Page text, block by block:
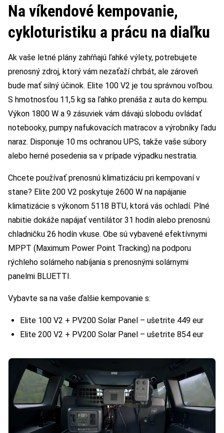
Na víkendové kempovanie,
cykloturistiku a prácu na diaľku
Ak vaše letné plány zahŕňajú ľahké výlety, potrebujete
prenosný zdroj, ktorý vám nezaťaží chrbát, ale zároveň
bude mať silný účinok. Elite 100 V2 je tou správnou voľbou.
S hmotnosťou 11,5 kg sa ľahko prenáša z auta do kempu.
Výkon 1800 W a 9 zásuviek vám dávajú slobodu ovládať
notebooky, pumpy nafukovacích matracov a výrobníky ľadu
naraz. Disponuje 10 ms ochranou UPS, takže vaše súbory
alebo herné posedenia sa v prípade výpadku nestratia.
Chcete používať prenosnú klimatizáciu pri kempovaní v
stane? Elite 200 V2 poskytuje 2600 W na napájanie
klimatizácie s výkonom 5118 BTU, ktorá vás ochladí. Plné
nabitie dokáže napájať ventilátor 31 hodín alebo prenosnú
chladničku 26 hodín vkuse. Obe sú vybavené efektívnymi
MPPT (Maximum Power Point Tracking) na podporu
rýchleho solárneho nabíjania s prenosnými solárnymi
panelmi BLUETTI.
Vybavte sa na vaše ďalšie kempovanie s:
Elite 100 V2 + PV200 Solar Panel – ušetrite 449 eur
Elite 200 V2 + PV200 Solar Panel – ušetrite 854 eur